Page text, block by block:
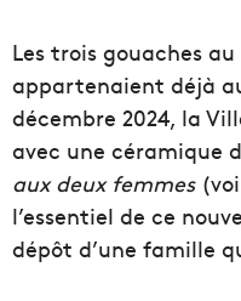
Les trois gouaches
appartenaient déjà
décembre 2024, la
avec une céramique
aux deux femmes
l’essentiel de ce
dépôt d’une famille